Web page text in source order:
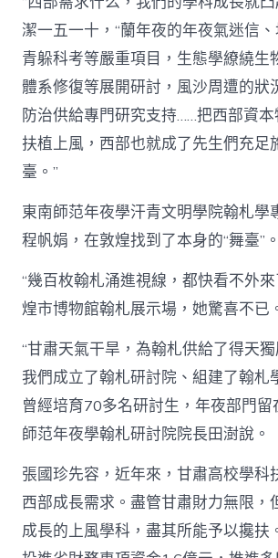
潔一五一十，“蘭年夜的年夜氣迷信
青躲科考等嚴重項目，生態學繚繞生
體系修復等展開研討，風沙周遭的狀
防治供給專門研究支持……把西部資
扶植上風，西部也就成了先生們充足
臺。”
東南師范年夜學汗青文明學院翰札學
程帆娟，在敦煌找到了本身的“舞臺”。
“幾百枚翰札涌進視線，都快看不外
煌市博物館翰札展示場，她驚喜不已
“甘肅天氣干旱，為翰札供給了得天
我們成立了翰札研討院、組建了翰札
曾經培育70多名研討生，年夜部門留
師范年夜學翰札研討院院長田澍說。
張國珍先容，近年來，甘肅高校學科
西部成長需求。盡管甘肅財力無限，
成長的上風學科，盡其所能予以攙扶